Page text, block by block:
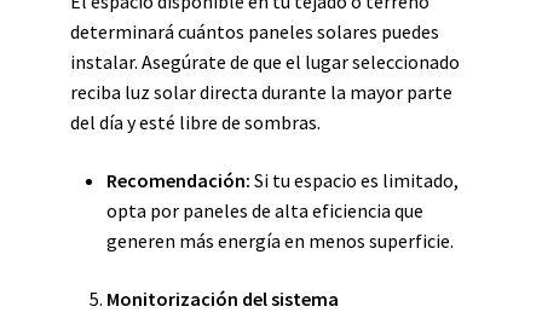
determinará cuántos paneles solares puedes
instalar. Asegúrate de que el lugar seleccionado
reciba luz solar directa durante la mayor parte
del día y esté libre de sombras.
Recomendación: Si tu espacio es limitado,
opta por paneles de alta eficiencia que
generen más energía en menos superficie.
Monitorización del sistema